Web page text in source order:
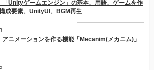
「Unityゲームエンジン」の基本、用語、ゲームを作
成要素、UnityUI、BGM再生
アニメーションを作る機能「Mecanim(メカニム)」